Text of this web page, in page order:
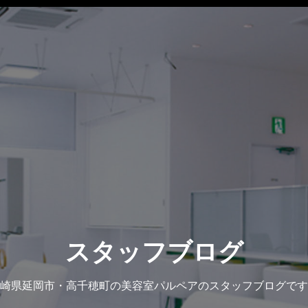
スタッフブログ
県延岡市・高千穂町の美容室パルペアのスタッフブログで